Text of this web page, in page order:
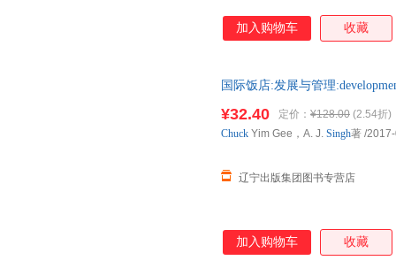
加入购物车 收藏
国际饭店:发展与管理
¥32.40 定价： ¥128.00 (2.54折)
辽宁出版集团图书专营店
Chuck Yim Gee，A. J. Singh著 /
加入购物车 收藏